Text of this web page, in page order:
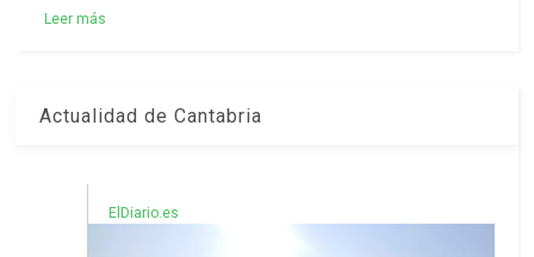
Leer más
Actualidad de Cantabria
ElDiario.es